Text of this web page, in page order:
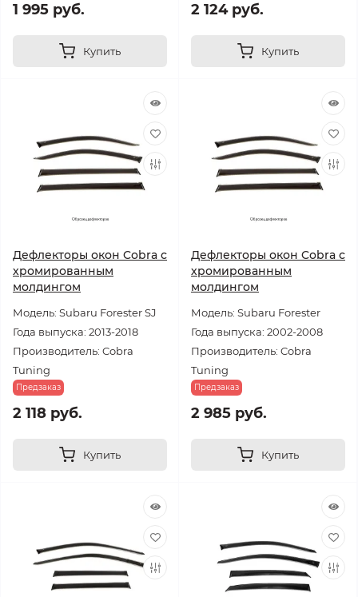
1 995 руб.
Купить
2 124 руб.
Купить
Дефлекторы окон Cobra с
хромированным
молдингом
Модель: Subaru Forester SJ
Года выпуска: 2013-2018
Производитель: Cobra
Tuning
Предзаказ
2 118 руб.
Купить
Дефлекторы окон Cobra с
хромированным
молдингом
Модель: Subaru Forester
Года выпуска: 2002-2008
Производитель: Cobra
Tuning
Предзаказ
2 985 руб.
Купить